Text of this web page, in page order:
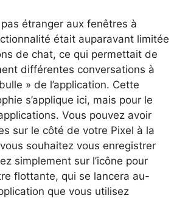
pas étranger aux fenêtres à
était auparavant limitée
de chat, ce qui permettait de
différentes conversations à
» de l’application. Cette
s’applique ici, mais pour le
Vous pouvez avoir
sur le côté de votre Pixel à la
souhaitez vous enregistrer
simplement sur l’icône pour
flottante, qui se lancera au-
que vous utilisez